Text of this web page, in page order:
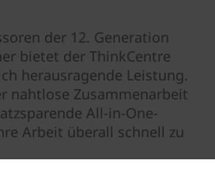
der 12. Generation
bietet der ThinkCentre
herausragende Leistung.
nahtlose Zusammenarbeit
All-in-One-
Arbeit überall schnell zu